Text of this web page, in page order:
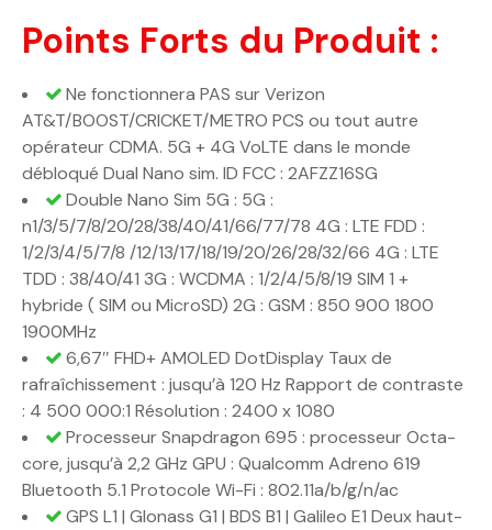
Points Forts du Produit :
Ne fonctionnera PAS sur Verizon
AT&T/BOOST/CRICKET/METRO PCS ou tout autre
opérateur CDMA. 5G + 4G VoLTE dans le monde
débloqué Dual Nano sim. ID FCC : 2AFZZ16SG
Double Nano Sim 5G : 5G :
n1/3/5/7/8/20/28/38/40/41/66/77/78 4G : LTE FDD :
1/2/3/4/5/7/8 /12/13/17/18/19/20/26/28/32/66 4G : LTE
TDD : 38/40/41 3G : WCDMA : 1/2/4/5/8/19 SIM 1 +
hybride ( SIM ou MicroSD) 2G : GSM : 850 900 1800
1900MHz
6,67″ FHD+ AMOLED DotDisplay Taux de
rafraîchissement : jusqu’à 120 Hz Rapport de contraste
: 4 500 000:1 Résolution : 2400 x 1080
Processeur Snapdragon 695 : processeur Octa-
core, jusqu’à 2,2 GHz GPU : Qualcomm Adreno 619
Bluetooth 5.1 Protocole Wi-Fi : 802.11a/b/g/n/ac
GPS L1 | Glonass G1 | BDS B1 | Galileo E1 Deux haut-